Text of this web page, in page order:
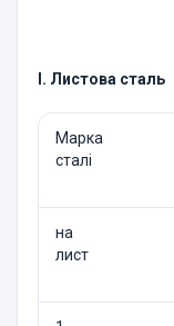
I. Листова сталь
Марка
сталі
на
лист